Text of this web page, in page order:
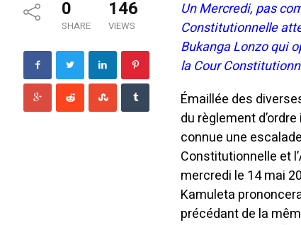
0
SHARE
146
VIEWS
Un Mercredi, pas
Constitutionnelle
Bukanga Lonzo qui
la Cour
Émaillée des
du règlement
connue une
Constitutionnelle et
mercredi le 14 mai
Kamuleta
précédant de la